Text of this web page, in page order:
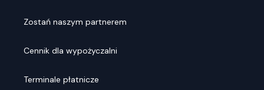
Zostań naszym partnerem
Cennik dla wypożyczalni
Terminale płatnicze